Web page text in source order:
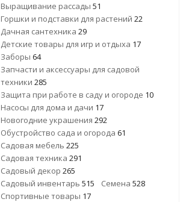
Выращивание рассады 51
Горшки и подставки для растений 22
Дачная сантехника 29
Детские товары для игр и отдыха 17
Заборы 64
Запчасти и аксессуары для садовой
техники 285
Защита при работе в саду и огороде 10
Насосы для дома и дачи 17
Новогодние украшения 292
Обустройство сада и огорода 61
Садовая мебель 225
Садовая техника 291
Садовый декор 265
Садовый инвентарь 515 Семена 528
Спортивные товары 17